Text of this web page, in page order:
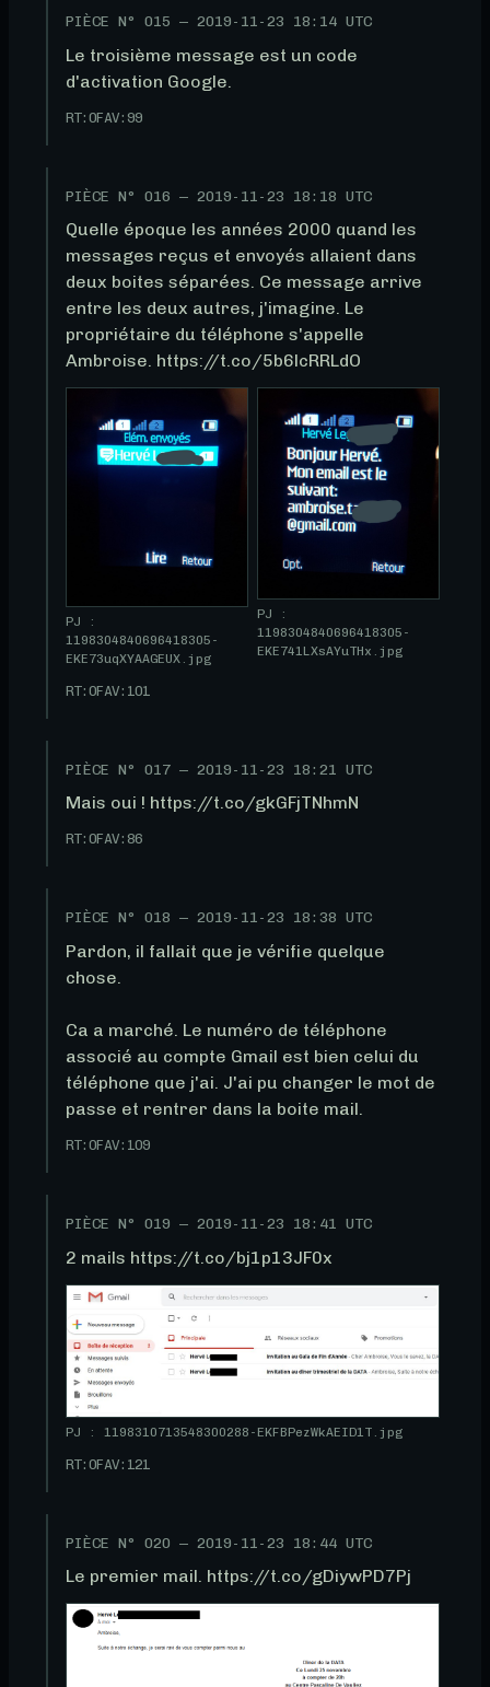
PIÈCE N°015 —2019-11-23 18:14 UTC
Le troisième message est un code
d'activation Google.
RT:0FAV:99
PIÈCE N°016 —2019-11-23 18:18 UTC
Quelle époque les années 2000 quand les
messages reçus et envoyés allaient dans
deux boites séparées. Ce message arrive
entre les deux autres, j'imagine. Le
propriétaire du téléphone s'appelle
Ambroise. https://t.co/5b6lcRRLdO
PJ :
1198304840696418305-
EKE73uqXYAAGEUX.jpg
PJ :
1198304840696418305-
EKE741LXsAYuTHx.jpg
RT:0FAV: 101
PIÈCE N°017 —2019-11-23 18:21 UTC
Mais oui ! https://t.co/gkGFjTNhmN
RT:0FAV:86
PIÈCE N°018 —2019-11-23 18:38 UTC
Pardon, il fallait que je vérifie quelque
chose.
Ca a marché. Le numéro de téléphone
associé au compte Gmail est bien celui du
téléphone que j'ai. J'ai pu changer le mot de
passe et rentrer dans la boite mail.
RT:0FAV: 109
PIÈCE N°019 —2019-11-23 18:41 UTC
2 mails https://t.co/bj1p13JF0x
PJ : 1198310713548300288-EKFBPezWkAEID1T.jpg
RT:0FAV: 121
PIÈCE N°020 —2019-11-23 18:44 UTC
Le premier mail. https://t.co/gDiywPD7Pj